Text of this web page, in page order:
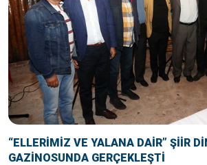
“ELLERİMİZ VE YALANA DAİR” ŞİİR
GAZİNOSUNDA GERÇEKLEŞTİ